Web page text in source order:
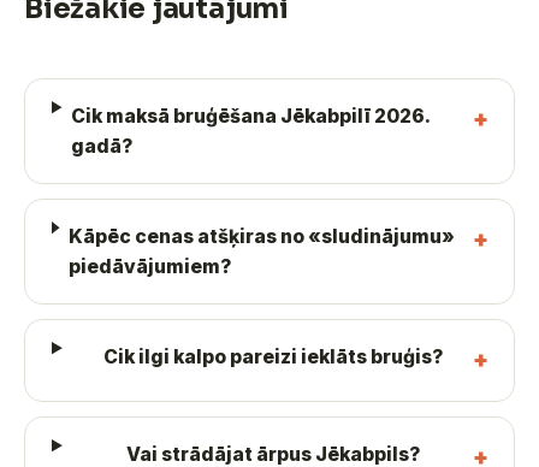
Biežākie jautājumi
Cik maksā bruģēšana Jēkabpilī 2026.
gadā?
Kāpēc cenas atšķiras no «sludinājumu»
piedāvājumiem?
Cik ilgi kalpo pareizi ieklāts bruģis?
Vai strādājat ārpus Jēkabpils?